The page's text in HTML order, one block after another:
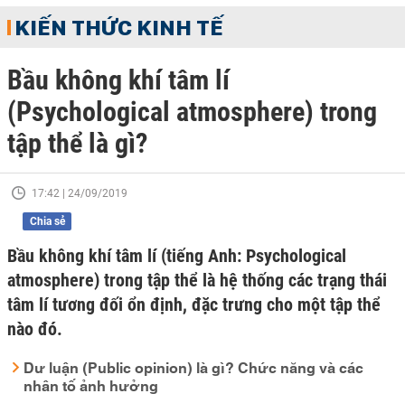
KIẾN THỨC KINH TẾ
Bầu không khí tâm lí
(Psychological atmosphere) trong
tập thể là gì?
17:42 | 24/09/2019
Chia sẻ
Bầu không khí tâm lí (tiếng Anh: Psychological
atmosphere) trong tập thể là hệ thống các trạng thái
tâm lí tương đối ổn định, đặc trưng cho một tập thể
nào đó.
Dư luận (Public opinion) là gì? Chức năng và các
nhân tố ảnh hưởng